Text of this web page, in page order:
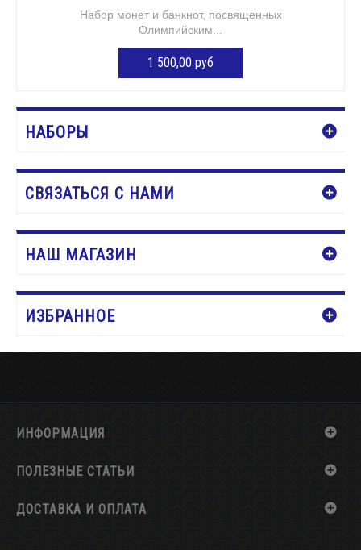
Набор монет и банкнот, посвященных
Олимпийским...
1 500,00 руб
НАБОРЫ
СВЯЗАТЬСЯ С НАМИ
НАШ МАГАЗИН
ИЗБРАННОЕ
ИНФОРМАЦИЯ
ПОЛЕЗНЫЕ СТАТЬИ
ДОСТАВКА И ОПЛАТА